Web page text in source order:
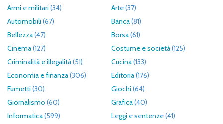
Armi e militari (34) Arte(37)
Automobili (67) Banca(81)
Bellezza(47) Borsa(61)
Cinema(127) Costume e società(125)
Criminalità e illegalità(51) Cucina(133)
Economia e finanza(306) Editoria(176)
Fumetti (30) Giochi (64)
Giornalismo (60) Grafica(40)
Informatica(599) Leggi e sentenze(41)